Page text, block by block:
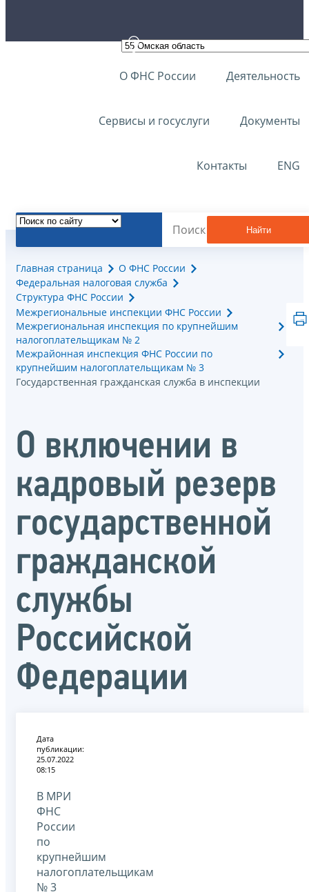
О ФНС России Деятельность
Сервисы и госуслуги Документы
Контакты ENG
Найти
Главная страница
О ФНС России
Федеральная налоговая служба
Структура ФНС России
Межрегиональные инспекции ФНС России
Межрегиональная инспекция по крупнейшим
налогоплательщикам № 2
Межрайонная инспекция ФНС России по
крупнейшим налогоплательщикам № 3
Государственная гражданская служба в инспекции
О включении в
кадровый резерв
государственной
гражданской
службы
Российской
Федерации
Дата
публикации:
25.07.2022
08:15
В МРИ
ФНС
России
по
крупнейшим
налогоплательщикам
№ 3